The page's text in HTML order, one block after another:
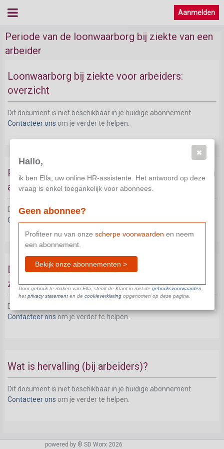
Aanmelden
Loonwaarborg bij ziekte voor arbeiders
Periode van de loonwaarborg bij ziekte van een
arbeider
Loonwaarborg bij ziekte voor arbeiders:
overzicht
Dit document is niet beschikbaar in je huidige abonnement.
Contacteer ons om je verder te helpen.
Periode van de loonwaarborg bij ziekte van een
arbeider: voorbeeld
Dit document is niet beschikbaar in je huidige abonnement.
Contacteer ons
De aanvang van de loonwaarborgperiode bij
ziekte van een arbeider
Dit document is niet beschikbaar in je huidige abonnement.
Contacteer ons om je verder te helpen.
Wat is hervalling (bij arbeiders)?
Dit document is niet beschikbaar in je huidige abonnement.
Contacteer ons om je verder te helpen.
powered by © SD Worx 2026
Hallo,
ik ben Ella, uw online HR-assistente. Het antwoord op deze
vraag is enkel toegankelijk voor abonnees.
Geen abonnee?
Profiteer nu van onze scherpe voorwaarden en neem
een abonnement.
Bekijk onze abonnementen >
Door gebruik te maken van Ella, stemt de Klant in met de gebruiksvoorwaarden
het privacy statementen de cookieverklaringopgenomen op deze pagina.